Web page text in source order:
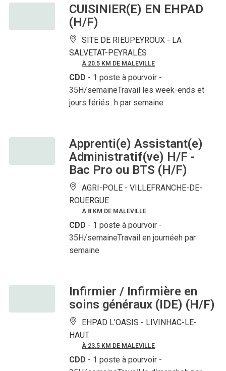
CUISINIER(E) EN EHPAD
(H/F)
SITE DE RIEUPEYROUX - LA
SALVETAT-PEYRALÈS
À 20.5 KM DE MALEVILLE
CDD - 1 poste à pourvoir -
35H/semaineTravail les week-ends et
jours fériés...h par semaine
Apprenti(e) Assistant(e)
Administratif(ve) H/F -
Bac Pro ou BTS (H/F)
AGRI-POLE - VILLEFRANCHE-DE-
ROUERGUE
À 8 KM DE MALEVILLE
CDD - 1 poste à pourvoir -
35H/semaineTravail en journéeh par
semaine
Infirmier / Infirmière en
soins généraux (IDE) (H/F)
EHPAD L'OASIS - LIVINHAC-LE-
HAUT
À 23.5 KM DE MALEVILLE
CDD - 1 poste à pourvoir -